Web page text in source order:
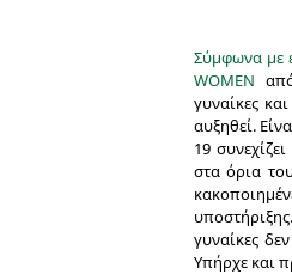
Σύμφωνα με
WOMEN
γυναίκες
αυξηθεί.
19
στα όρια
γυναίκες
Υπήρχε και